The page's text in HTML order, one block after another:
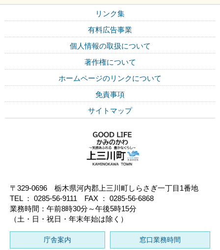
リンク集
有料広告事業
個人情報の取扱について
著作権について
ホームページのリンクについて
免責事項
サイトマップ
〒329-0696 栃木県河内郡上三川町しらさぎ一丁目1番地
TEL ： 0285-56-9111 FAX ： 0285-56-6868
業務時間：午前8時30分～午後5時15分
（土・日・祝日・年末年始は除く）
庁舎案内 窓口業務時間